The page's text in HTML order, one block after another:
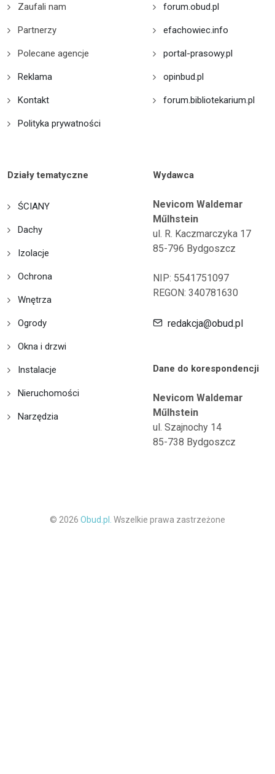
Zaufali nam
Partnerzy
Polecane agencje
Reklama
Kontakt
Polityka prywatności
forum.obud.pl
efachowiec.info
portal-prasowy.pl
opinbud.pl
forum.bibliotekarium.pl
Działy tematyczne
ŚCIANY
Dachy
Izolacje
Ochrona
Wnętrza
Ogrody
Okna i drzwi
Instalacje
Nieruchomości
Narzędzia
Wydawca
Nevicom Waldemar
Műlhstein
ul. R. Kaczmarczyka 17
85-796 Bydgoszcz
NIP: 5541751097
REGON: 340781630
redakcja@obud.pl
Dane do korespondencji
Nevicom Waldemar
Műlhstein
ul. Szajnochy 14
85-738 Bydgoszcz
© 2026 Obud.pl. Wszelkie prawa zastrzeżone